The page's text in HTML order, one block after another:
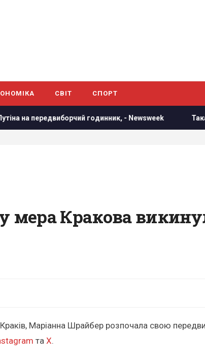
СВІТ СПОРТ
годинник, - Newsweek Така зброя є лише у
мера Кракова
Маріанна Шрайбер розпочала свою
та X.